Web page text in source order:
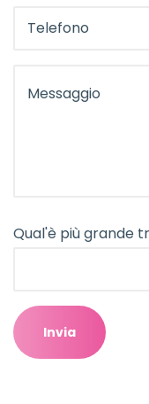
Qual'è più grande